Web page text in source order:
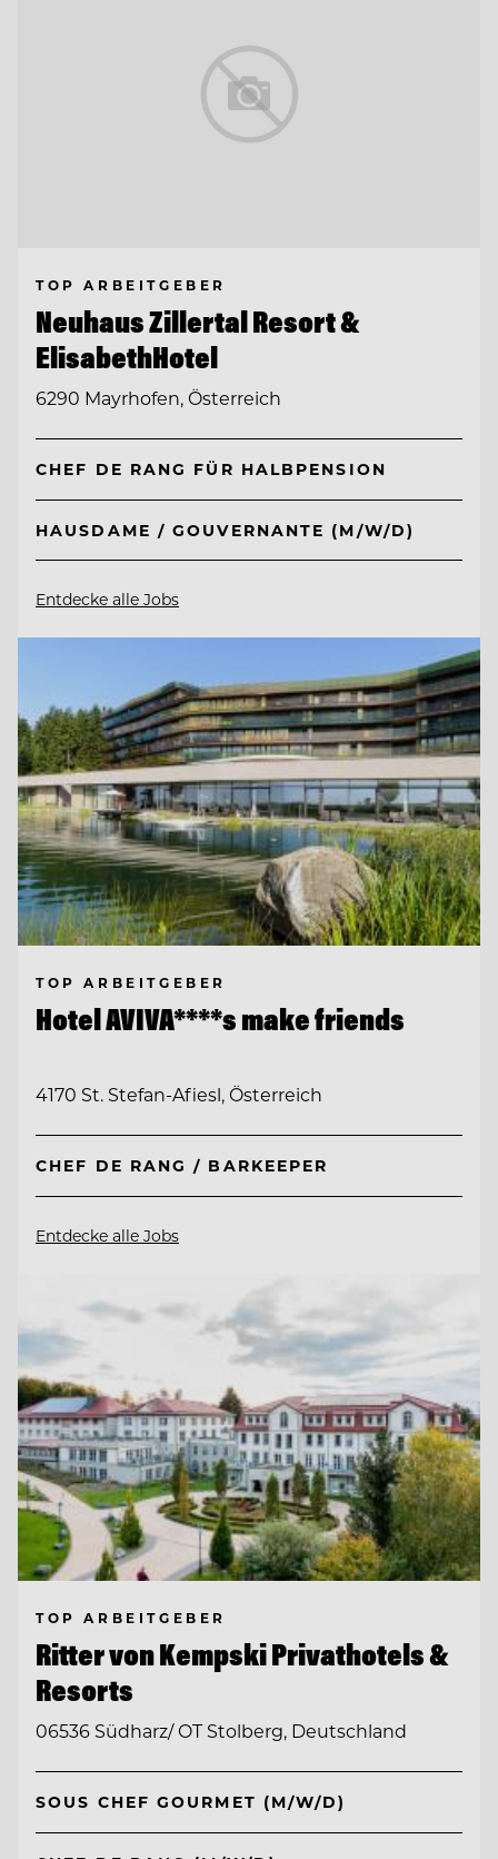
TOP ARBEITGEBER
Neuhaus Zillertal Resort &
ElisabethHotel
6290 Mayrhofen, Österreich
CHEF DE RANG FÜR HALBPENSION
HAUSDAME / GOUVERNANTE (M/W/D)
Entdecke alle Jobs
TOP ARBEITGEBER
Hotel AVIVA****s make friends
4170 St. Stefan-Afiesl, Österreich
CHEF DE RANG / BARKEEPER
Entdecke alle Jobs
TOP ARBEITGEBER
Ritter von Kempski Privathotels &
Resorts
06536 Südharz/ OT Stolberg, Deutschland
SOUS CHEF GOURMET (M/W/D)